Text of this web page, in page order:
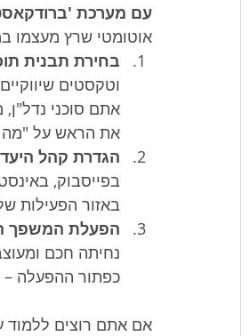
עם מערכת
אוטומטי שרץ מעצמו
בחירת תבנית
וטקסטים
אתם סוכני נדל"ן,
את הראש על "מה
הגדרת קהל
בפייסבוק,
באזור הפעילות
הפעלת המשפך
נחיתה חכם
כפתור ההפעלה –
אם אתם רוצים ללמוד